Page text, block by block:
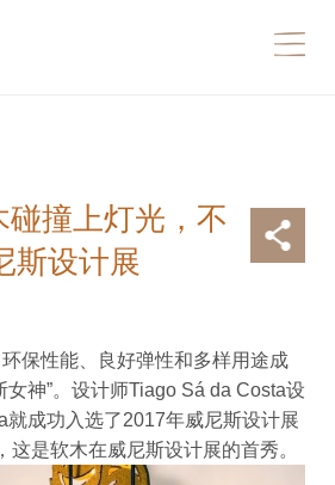
撞上灯光，不
斯设计展
保性能、良好弹性和多样用途成
女神”。设计师Tiago Sá da Costa设
就成功入选了2017年威尼斯设计展
这是软木在威尼斯设计展的首秀。